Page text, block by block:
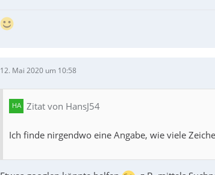
12. Mai 2020 um 10:58
Zitat von HansJ54
Ich finde nirgendwo eine Angabe, wie viele